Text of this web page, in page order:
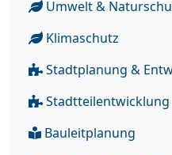
Umwelt &
Klimaschutz
Stadtplanung &
Stadtteilentwicklung
Bauleitplanung